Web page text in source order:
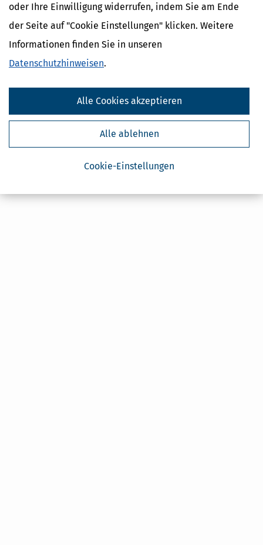
oder Ihre Einwilligung widerrufen, indem Sie am Ende
der Seite auf "Cookie Einstellungen" klicken. Weitere
Informationen finden Sie in unseren
Datenschutzhinweisen.
Cookie-Einstellungen
Alle ablehnen
Alle Cookies akzeptieren
Kostenlose Steuertipps & News
Steuertipps
Geldtipps
Ja, ich möchte die kostenlosen Newsletter
Datenschutzhinweisehabe ich gelesen.
Abbestellung des Newsletters widerrufen.